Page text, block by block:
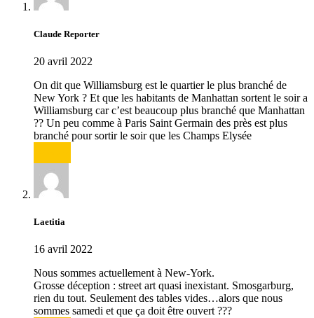
Claude Reporter
20 avril 2022
On dit que Williamsburg est le quartier le plus branché de
New York ? Et que les habitants de Manhattan sortent le soir a
Williamsburg car c’est beaucoup plus branché que Manhattan
?? Un peu comme à Paris Saint Germain des près est plus
branché pour sortir le soir que les Champs Elysée
Laetitia
16 avril 2022
Nous sommes actuellement à New-York.
Grosse déception : street art quasi inexistant. Smosgarburg,
rien du tout. Seulement des tables vides…alors que nous
sommes samedi et que ça doit être ouvert ???